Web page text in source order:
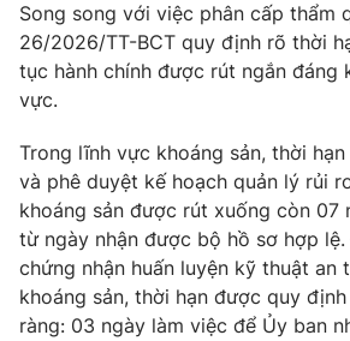
Email: toasoan@vtv.vn
Liên hệ quảng cáo:
024-7300.7108
Song song với việc phân cấp thẩm
26/2026/TT-BCT quy định rõ thời
tục hành chính được rút ngắn đáng
vực.
Trong lĩnh vực khoáng sản, thời
và phê duyệt kế hoạch quản lý rủi
khoáng sản được rút xuống còn 07
từ ngày nhận được bộ hồ sơ hợp
chứng nhận huấn luyện kỹ thuật an
khoáng sản, thời hạn được quy
ràng: 03 ngày làm việc để Ủy ban